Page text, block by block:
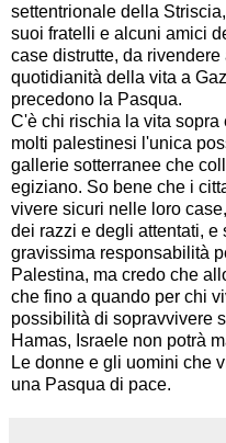
settentrionale della
suoi fratelli e alcuni amici
case distrutte, da
quotidianità della vita a
precedono la Pasqua.
C'è chi rischia la vita sopra
molti palestinesi l'unica
gallerie sotterranee che
egiziano. So bene che i
vivere sicuri nelle loro
dei razzi e degli attentati, e
gravissima responsabilità
Palestina, ma credo che
che fino a quando per chi
possibilità di sopravvivere
Hamas, Israele non potrà
Le donne e gli uomini che
una Pasqua di pace.